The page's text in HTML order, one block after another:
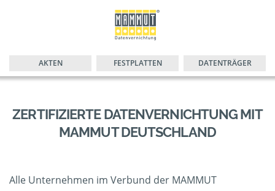
AKTEN FESTPLATTEN DATENTRÄGER
ZERTIFIZIERTE DATENVERNICHTUNG MIT
MAMMUT DEUTSCHLAND
Alle Unternehmen im Verbund der MAMMUT